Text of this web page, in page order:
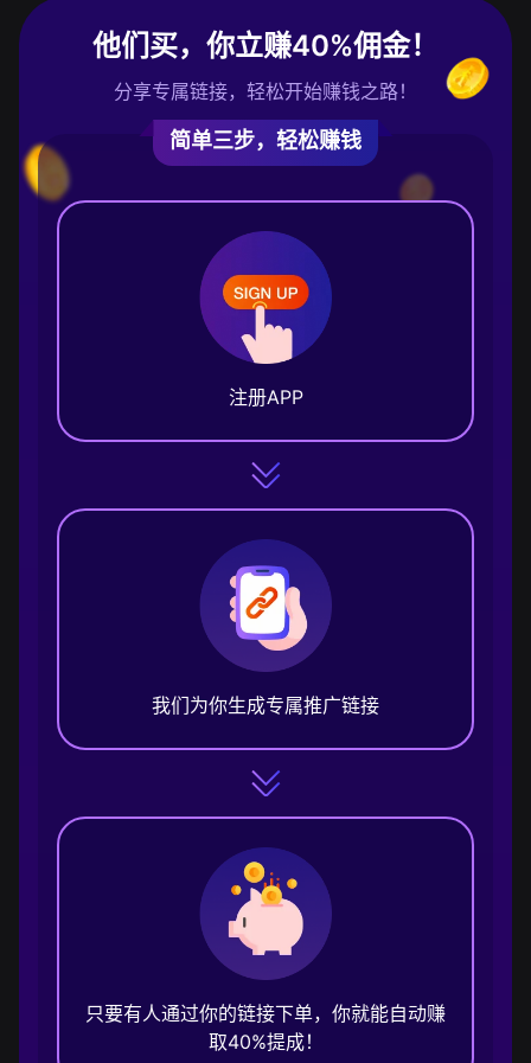
他们买，你立赚40%佣金！
分享专属链接，轻松开始赚钱之路！
简单三步，轻松赚钱
注册APP
我们为你生成专属推广链接
只要有人通过你的链接下单，你就能自动赚
取40%提成！